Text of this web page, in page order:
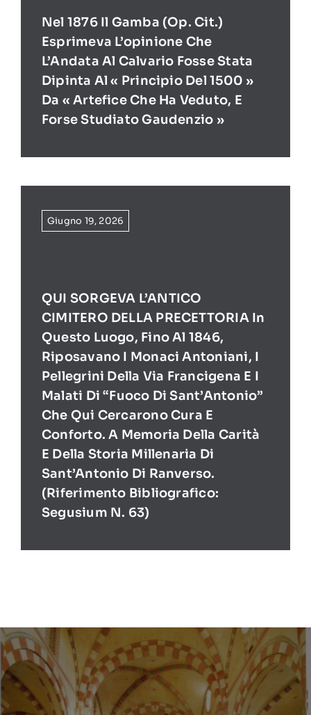
Nel 1876 Il Gamba (op. Cit.)
Esprimeva L’opinione Che
L’Andata Al Calvario Fosse Stata
Dipinta Al « Principio Del 1500 »
Da « Artefice Che Ha Veduto, E
Forse Studiato Gaudenzio »
Giugno 19, 2026
QUI SORGEVA L’ANTICO
CIMITERO DELLA PRECETTORIA In
Questo Luogo, Fino Al 1846,
Riposavano I Monaci Antoniani, I
Pellegrini Della Via Francigena E I
Malati Di “Fuoco Di Sant’Antonio”
Che Qui Cercarono Cura E
Conforto. A Memoria Della Carità
E Della Storia Millenaria Di
Sant’Antonio Di Ranverso.
(Riferimento Bibliografico:
Segusium N. 63)